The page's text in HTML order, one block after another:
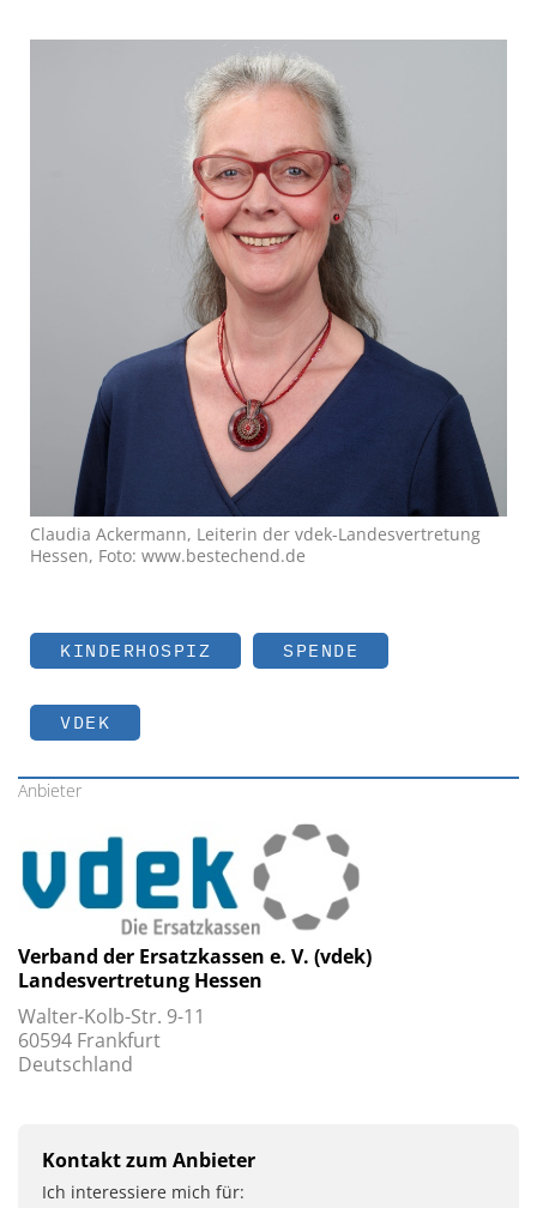
Claudia Ackermann, Leiterin der vdek-Landesvertretung
Hessen, Foto: www.bestechend.de
KINDERHOSPIZ SPENDE
VDEK
Anbieter
Verband der Ersatzkassen e. V. (vdek)
Landesvertretung Hessen
Walter-Kolb-Str. 9-11
60594 Frankfurt
Deutschland
Kontakt zum Anbieter
Ich interessiere mich für: